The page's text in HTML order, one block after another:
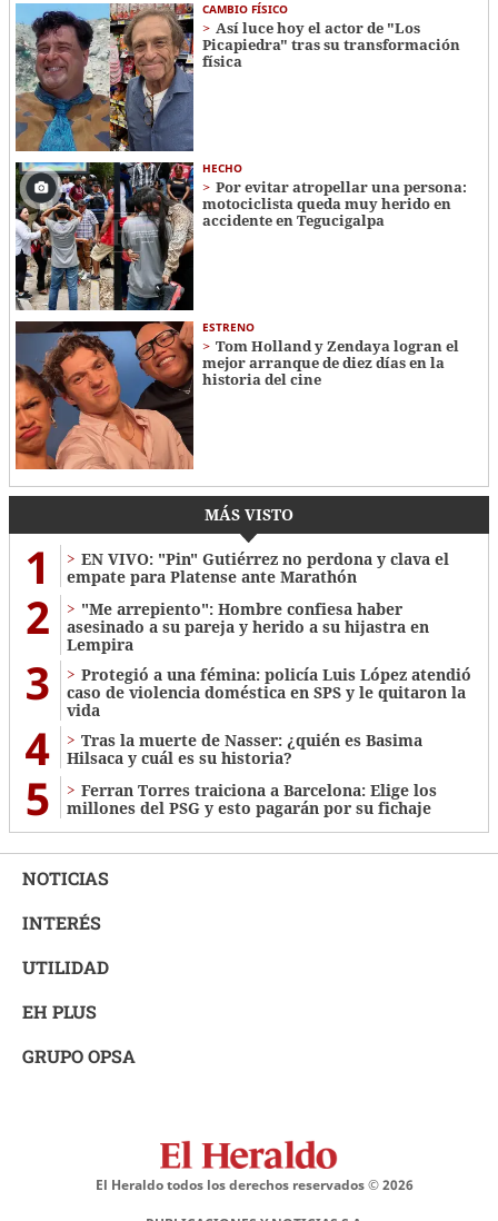
CAMBIO FÍSICO
Así luce hoy el actor de "Los
Picapiedra" tras su transformación
física
HECHO
Por evitar atropellar una persona:
motociclista queda muy herido en
accidente en Tegucigalpa
ESTRENO
Tom Holland y Zendaya logran el
mejor arranque de diez días en la
historia del cine
MÁS VISTO
1
EN VIVO: "Pin" Gutiérrez no perdona y clava el
empate para Platense ante Marathón
2
"Me arrepiento": Hombre confiesa haber
asesinado a su pareja y herido a su hijastra en
Lempira
3
Protegió a una fémina: policía Luis López atendió
caso de violencia doméstica en SPS y le quitaron la
vida
4
Tras la muerte de Nasser: ¿quién es Basima
Hilsaca y cuál es su historia?
5
Ferran Torres traiciona a Barcelona: Elige los
millones del PSG y esto pagarán por su fichaje
NOTICIAS
INTERÉS
UTILIDAD
EH PLUS
GRUPO OPSA
El Heraldo todos los derechos reservados ©2026